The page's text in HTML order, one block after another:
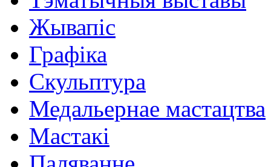
Жывапіс
Графіка
Скульптура
Медальернае мастацтва
Мастакі